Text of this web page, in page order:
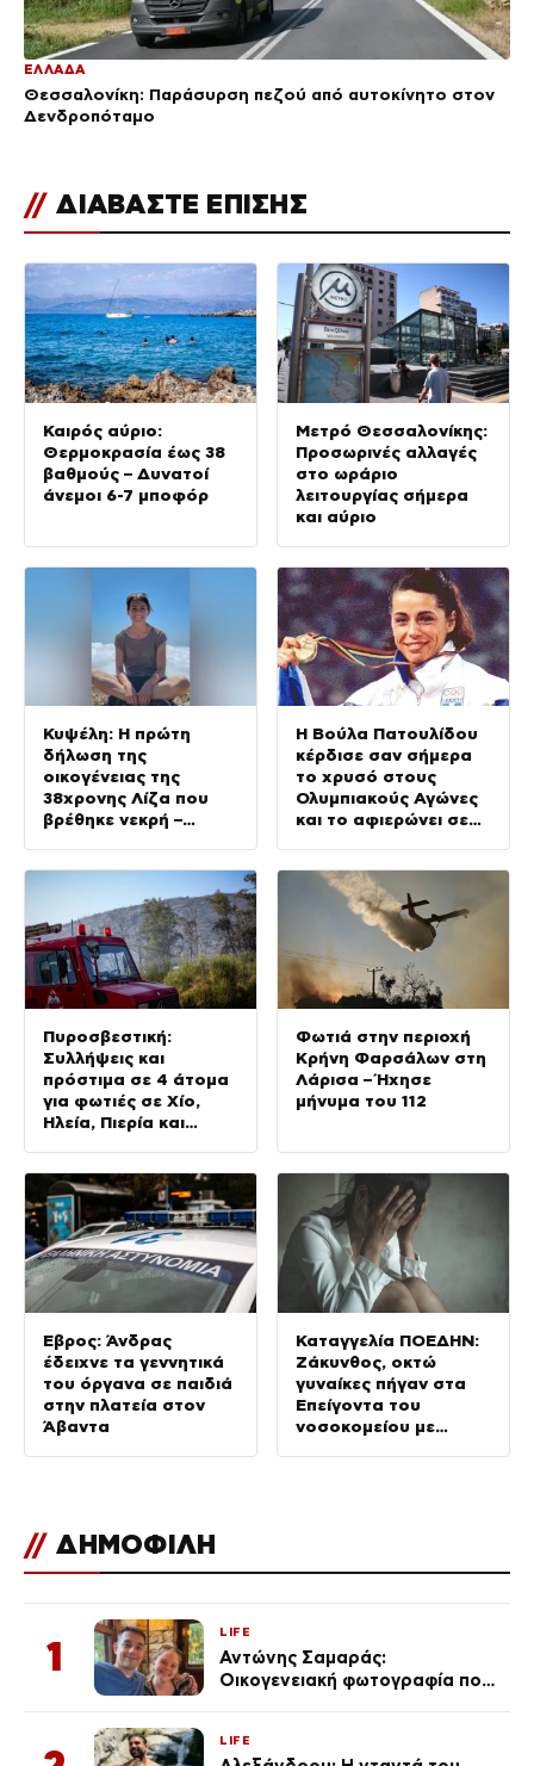
ΕΛΛΑΔΑ
Θεσσαλονίκη: Παράσυρση πεζού από αυτοκίνητο στον
Δενδροπόταμο
// ΔΙΑΒΑΣΤΕ ΕΠΙΣΗΣ
Καιρός αύριο:
Θερμοκρασία έως 38
βαθμούς – Δυνατοί
άνεμοι 6-7 μποφόρ
Μετρό Θεσσαλονίκης:
Προσωρινές αλλαγές
στο ωράριο
λειτουργίας σήμερα
και αύριο
Κυψέλη: Η πρώτη
δήλωση της
οικογένειας της
38χρονης Λίζα που
βρέθηκε νεκρή –
ανθρώπους που είχαν
ανάγκη»
Η Βούλα Πατουλίδου
κέρδισε σαν σήμερα
το χρυσό στους
Ολυμπιακούς Αγώνες
και το αφιερώνει σε
Πυροσβεστική:
Συλλήψεις και
πρόστιμα σε 4 άτομα
για φωτιές σε Χίο,
Ηλεία, Πιερία και
Φωτιά στην περιοχή
Κρήνη Φαρσάλων στη
Λάρισα – Ήχησε
μήνυμα του 112
Έβρος: Άνδρας
έδειχνε τα γεννητικά
του όργανα σε παιδιά
στην πλατεία στον
Άβαντα
Καταγγελία ΠΟΕΔΗΝ:
Ζάκυνθος, οκτώ
γυναίκες πήγαν στα
Επείγοντα του
νοσοκομείου με
// ΔΗΜΟΦΙΛΗ
1
LIFE
Αντώνης Σαμαράς:
Οικογενειακή φωτογραφία που
Λένας
LIFE